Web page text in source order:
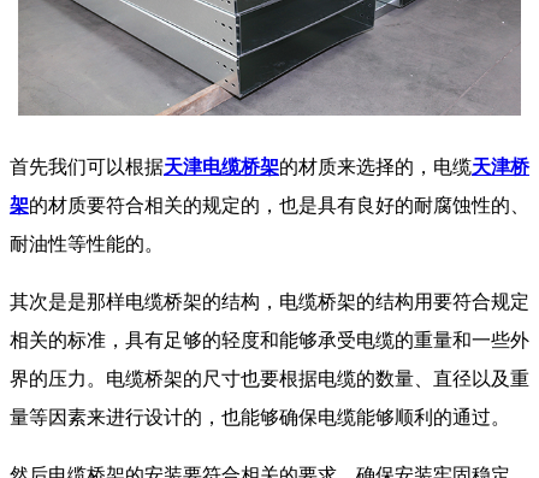
首先我们可以根据天津电缆桥架的材质来选择的，电缆天津桥
架的材质要符合相关的规定的，也是具有良好的耐腐蚀性的、
耐油性等性能的。
其次是是那样电缆桥架的结构，电缆桥架的结构用要符合规定
相关的标准，具有足够的轻度和能够承受电缆的重量和一些外
界的压力。电缆桥架的尺寸也要根据电缆的数量、直径以及重
量等因素来进行设计的，也能够确保电缆能够顺利的通过。